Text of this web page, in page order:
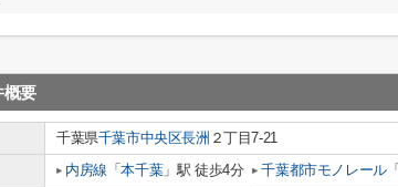
概要
千葉県千葉市中央区長洲 ２丁目7-21
内房線 「本千葉」駅 徒歩4分 千葉都市モノレール「